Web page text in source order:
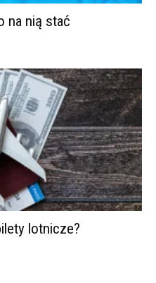
na nią stać
lotnicze?